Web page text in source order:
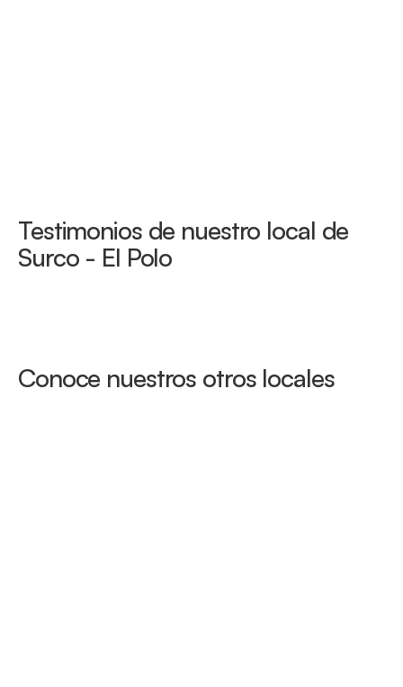
Testimonios de nuestro local de
Surco - El Polo
Conoce nuestros otros locales